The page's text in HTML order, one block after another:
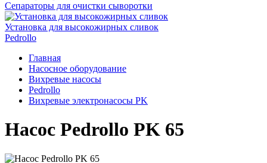
Сепараторы для очистки сыворотки
Установка для высокожирных сливок
Pedrollo
Главная
Насосное оборудование
Вихревые насосы
Pedrollo
Вихревые электронасосы PK
Насос Pedrollo PK 65